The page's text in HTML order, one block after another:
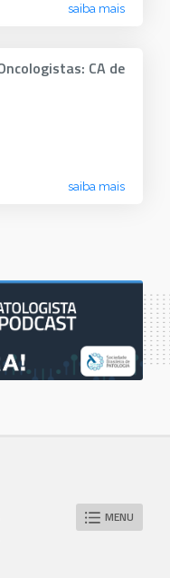
saiba mais
CA de
saiba mais
MENU